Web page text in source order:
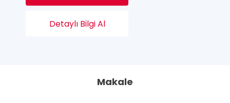
Detaylı Bilgi Al
Makale